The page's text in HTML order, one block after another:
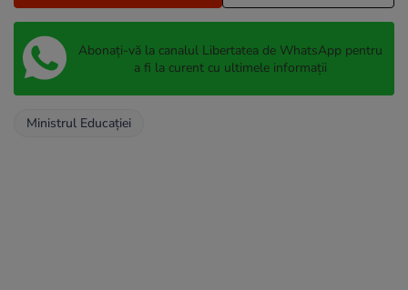
Abonați-vă la canalul Libertatea de WhatsApp pentru
a fi la curent cu ultimele informații
Ministrul Educației